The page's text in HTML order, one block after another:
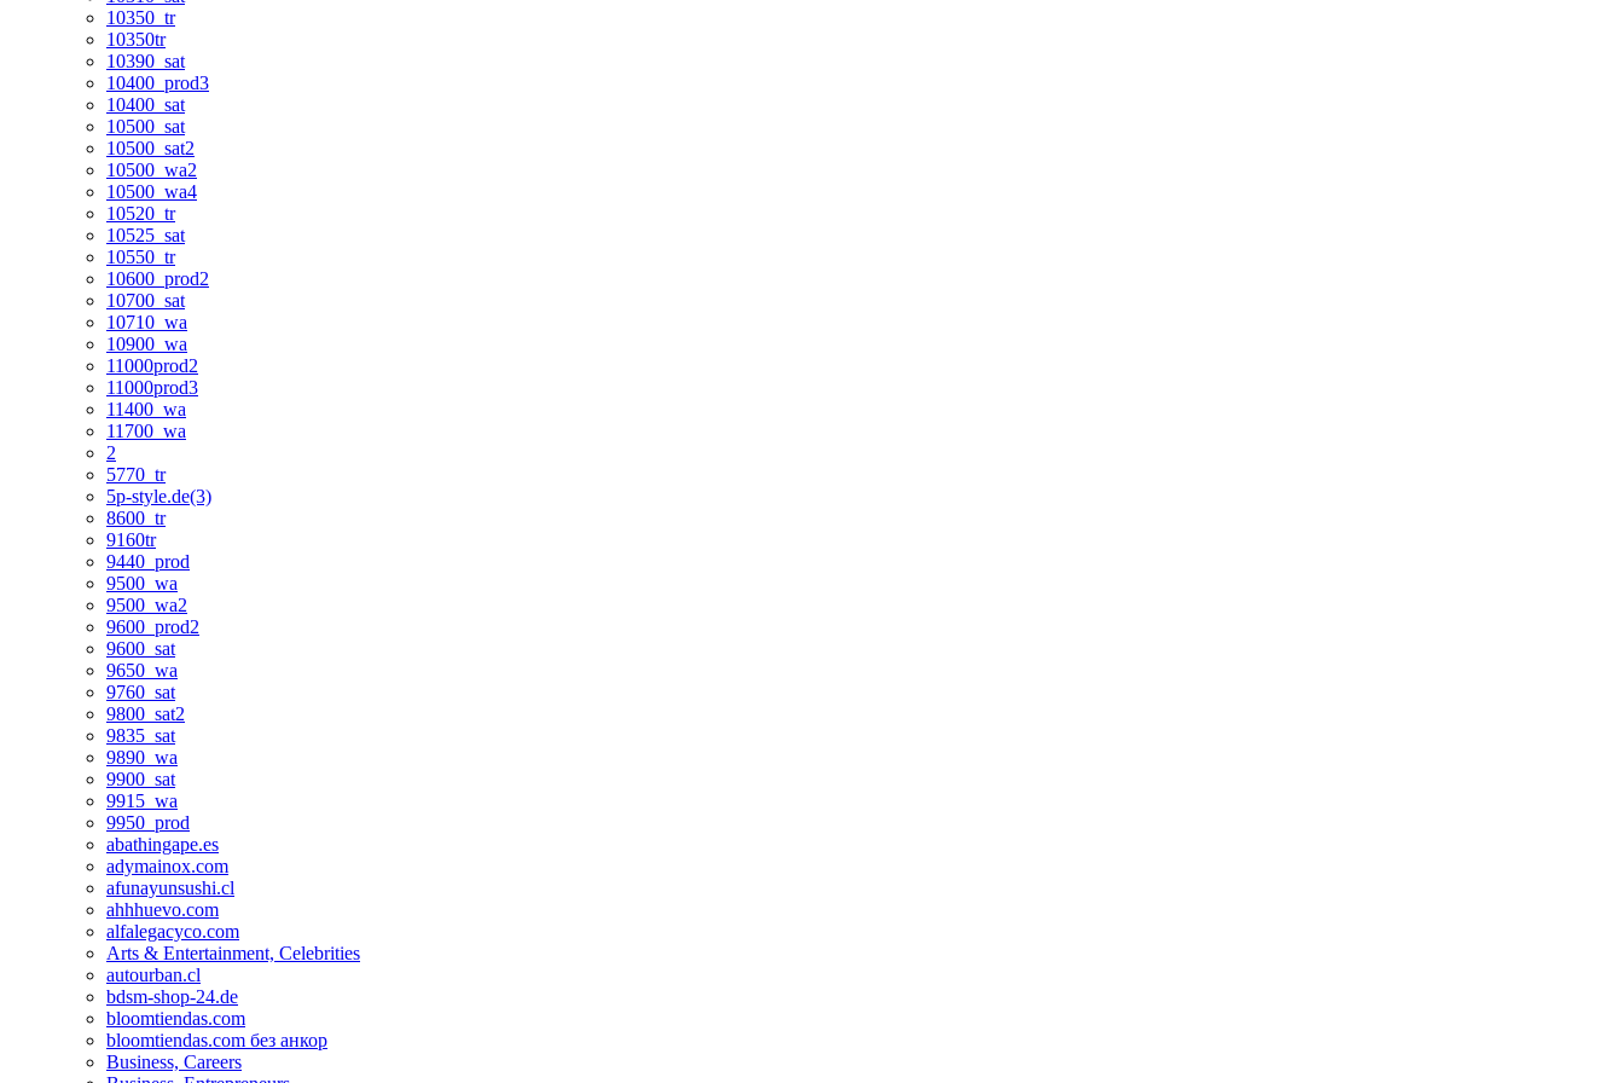
10350_tr
10350tr
10390_sat
10400_prod3
10400_sat
10500_sat
10500_sat2
10500_wa2
10500_wa4
10520_tr
10525_sat
10550_tr
10600_prod2
10700_sat
10710_wa
10900_wa
11000prod2
11000prod3
11400_wa
11700_wa
2
5770_tr
5p-style.de(3)
8600_tr
9160tr
9440_prod
9500_wa
9500_wa2
9600_prod2
9600_sat
9650_wa
9760_sat
9800_sat2
9835_sat
9890_wa
9900_sat
9915_wa
9950_prod
abathingape.es
adymainox.com
afunayunsushi.cl
ahhhuevo.com
alfalegacyco.com
Arts & Entertainment, Celebrities
autourban.cl
bdsm-shop-24.de
bloomtiendas.com
bloomtiendas.com без анкор
Business, Careers